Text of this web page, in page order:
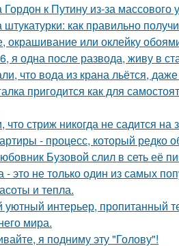
Гордон к Путину из-за массового
штукатурки: как правильно
окрашивание или оклейку
я одна после развода, живу в
что вода из крана льётся,
пригодится как для
что стриж никогда не садится на
- процесс, который редко
Бузовой слил в сеть её
- это не только один из самых
и тепла.
интерьер, пропитанный
мира.
я подниму эту "Голову"!